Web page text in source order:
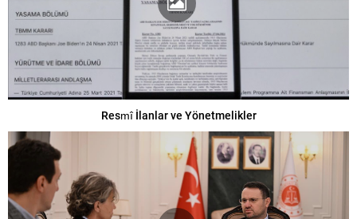
Resmî İlanlar ve Yönetmelikler